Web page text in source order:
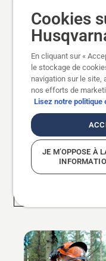
07.
Appuyez
corps du
en
08.
Cookies
En cliquant sur «
le stockage de
navigation sur le site,
nos efforts de
Lisez notre politique
JE M’OPPOSE À